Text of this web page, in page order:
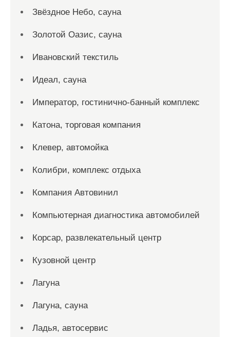
Звёздное Небо, сауна
Золотой Оазис, сауна
Ивановский текстиль
Идеал, сауна
Император, гостинично-банный комплекс
Катона, торговая компания
Клевер, автомойка
Колибри, комплекс отдыха
Компания Автовинил
Компьютерная диагностика автомобилей
Корсар, развлекательный центр
Кузовной центр
Лагуна
Лагуна, сауна
Ладья, автосервис